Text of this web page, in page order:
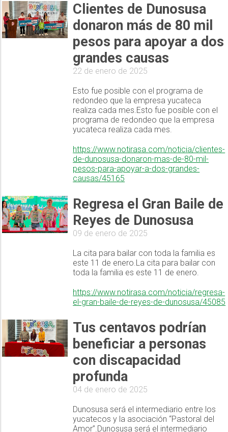
Clientes de Dunosusa
donaron más de 80 mil
pesos para apoyar a dos
grandes causas
22 de enero de 2025
Esto fue posible con el programa de
redondeo que la empresa yucateca
realiza cada mes.Esto fue posible con el
programa de redondeo que la empresa
yucateca realiza cada mes.
https://www.notirasa.com/noticia/clientes-
de-dunosusa-donaron-mas-de-80-mil-
pesos-para-apoyar-a-dos-grandes-
causas/45165
Regresa el Gran Baile de
Reyes de Dunosusa
09 de enero de 2025
La cita para bailar con toda la familia es
este 11 de enero.La cita para bailar con
toda la familia es este 11 de enero.
https://www.notirasa.com/noticia/regresa-
el-gran-baile-de-reyes-de-dunosusa/45085
Tus centavos podrían
beneficiar a personas
con discapacidad
profunda
04 de enero de 2025
Dunosusa será el intermediario entre los
yucatecos y la asociación “Pastoral del
Amor”.Dunosusa será el intermediario